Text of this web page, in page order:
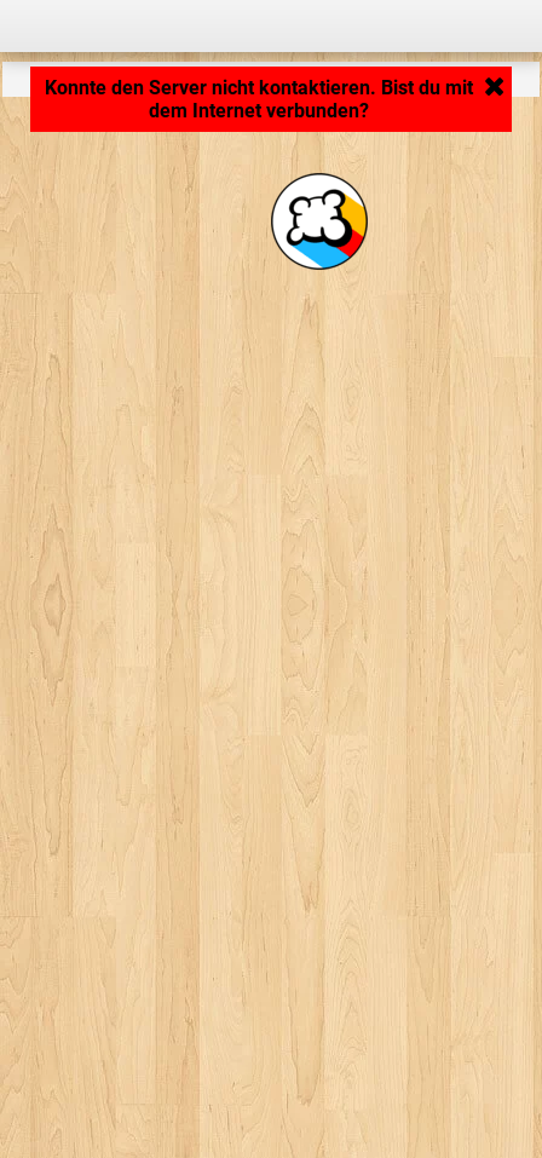
Anwendung wird geladen ... ...